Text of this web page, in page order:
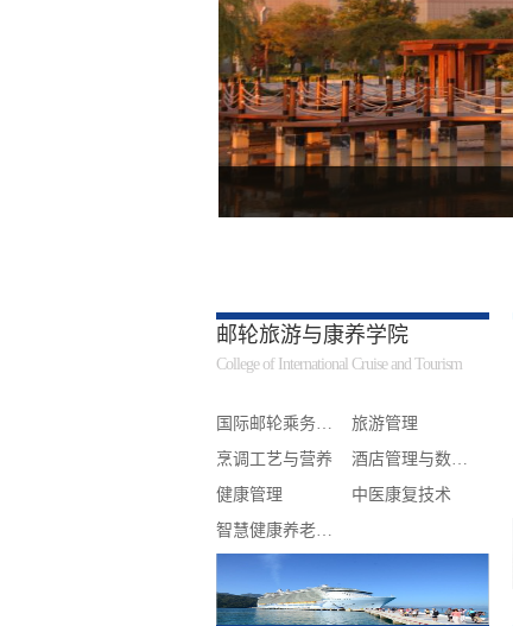
邮轮旅游与康养学院
College of International Cruise and Tourism
国际邮轮乘务…
旅游管理
烹调工艺与营养
酒店管理与数…
健康管理
中医康复技术
智慧健康养老…